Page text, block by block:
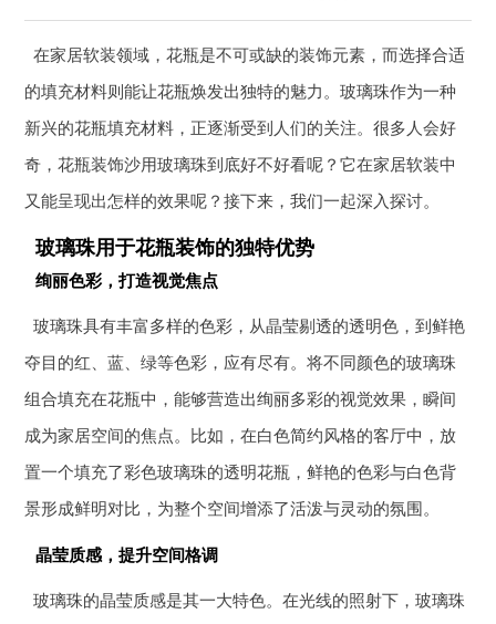
在家居软装领域，花瓶是不可或缺的装饰元素，而选择合适
的填充材料则能让花瓶焕发出独特的魅力。玻璃珠作为一种
新兴的花瓶填充材料，正逐渐受到人们的关注。很多人会好
奇，花瓶装饰沙用玻璃珠到底好不好看呢？它在家居软装中
又能呈现出怎样的效果呢？接下来，我们一起深入探讨。
玻璃珠用于花瓶装饰的独特优势
绚丽色彩，打造视觉焦点
玻璃珠具有丰富多样的色彩，从晶莹剔透的透明色，到鲜艳
夺目的红、蓝、绿等色彩，应有尽有。将不同颜色的玻璃珠
组合填充在花瓶中，能够营造出绚丽多彩的视觉效果，瞬间
成为家居空间的焦点。比如，在白色简约风格的客厅中，放
置一个填充了彩色玻璃珠的透明花瓶，鲜艳的色彩与白色背
景形成鲜明对比，为整个空间增添了活泼与灵动的氛围。
晶莹质感，提升空间格调
玻璃珠的晶莹质感是其一大特色。在光线的照射下，玻璃珠